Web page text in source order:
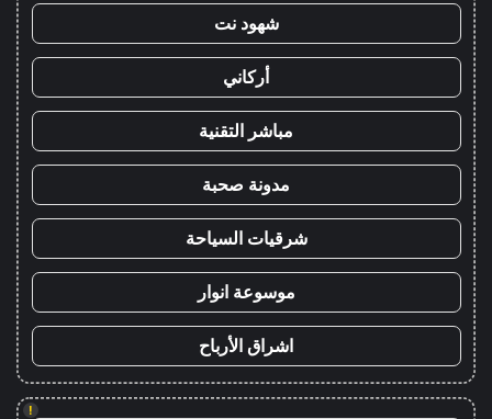
شهود نت
أركاني
مباشر التقنية
مدونة صحبة
شرقيات السياحة
موسوعة انوار
اشراق الأرباح
!